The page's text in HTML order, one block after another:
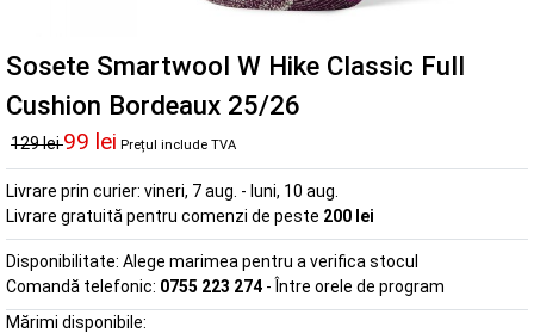
Sosete Smartwool W Hike Classic Full
Cushion Bordeaux 25/26
129 lei99 lei Prețul include TVA
Livrare prin curier: vineri, 7 aug. - luni, 10 aug.
Livrare gratuită pentru comenzi de peste 200 lei
Disponibilitate: Alege marimea pentru a verifica stocul
Comandă telefonic: 0755 223 274 - Între orele de program
Mărimi disponibile: